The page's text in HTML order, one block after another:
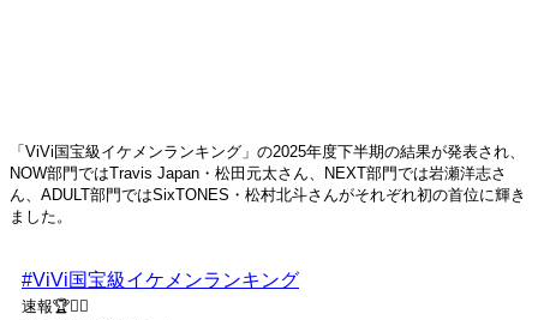
「ViVi国宝級イケメンランキング」の2025年度下半期の結果が発表され、
NOW部門ではTravis Japan・松田元太さん、NEXT部門では岩瀬洋志さ
ん、ADULT部門ではSixTONES・松村北斗さんがそれぞれ初の首位に輝き
ました。
#ViVi国宝級イケメンランキング
速報🏆❤️‍🔥